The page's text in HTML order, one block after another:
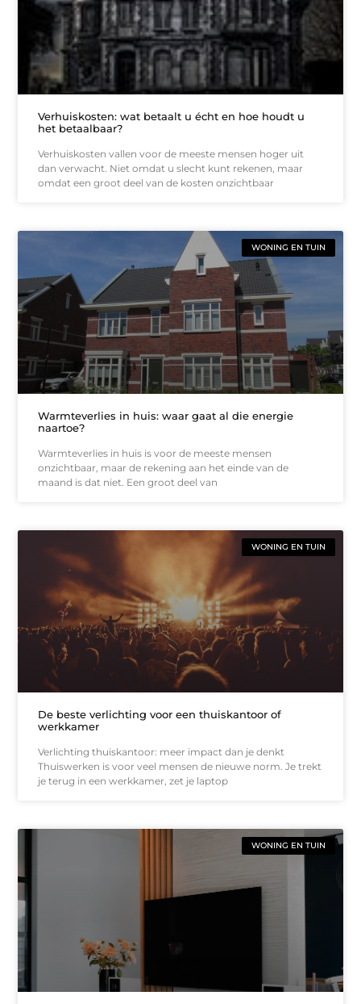
Verhuiskosten: wat betaalt u écht en hoe houdt u
het betaalbaar?
Verhuiskosten vallen voor de meeste mensen hoger uit
dan verwacht. Niet omdat u slecht kunt rekenen, maar
omdat een groot deel van de kosten onzichtbaar
WONING EN TUIN
Warmteverlies in huis: waar gaat al die energie
naartoe?
Warmteverlies in huis is voor de meeste mensen
onzichtbaar, maar de rekening aan het einde van de
maand is dat niet. Een groot deel van
WONING EN TUIN
De beste verlichting voor een thuiskantoor of
werkkamer
Verlichting thuiskantoor: meer impact dan je denkt
Thuiswerken is voor veel mensen de nieuwe norm. Je trekt
je terug in een werkkamer, zet je laptop
WONING EN TUIN